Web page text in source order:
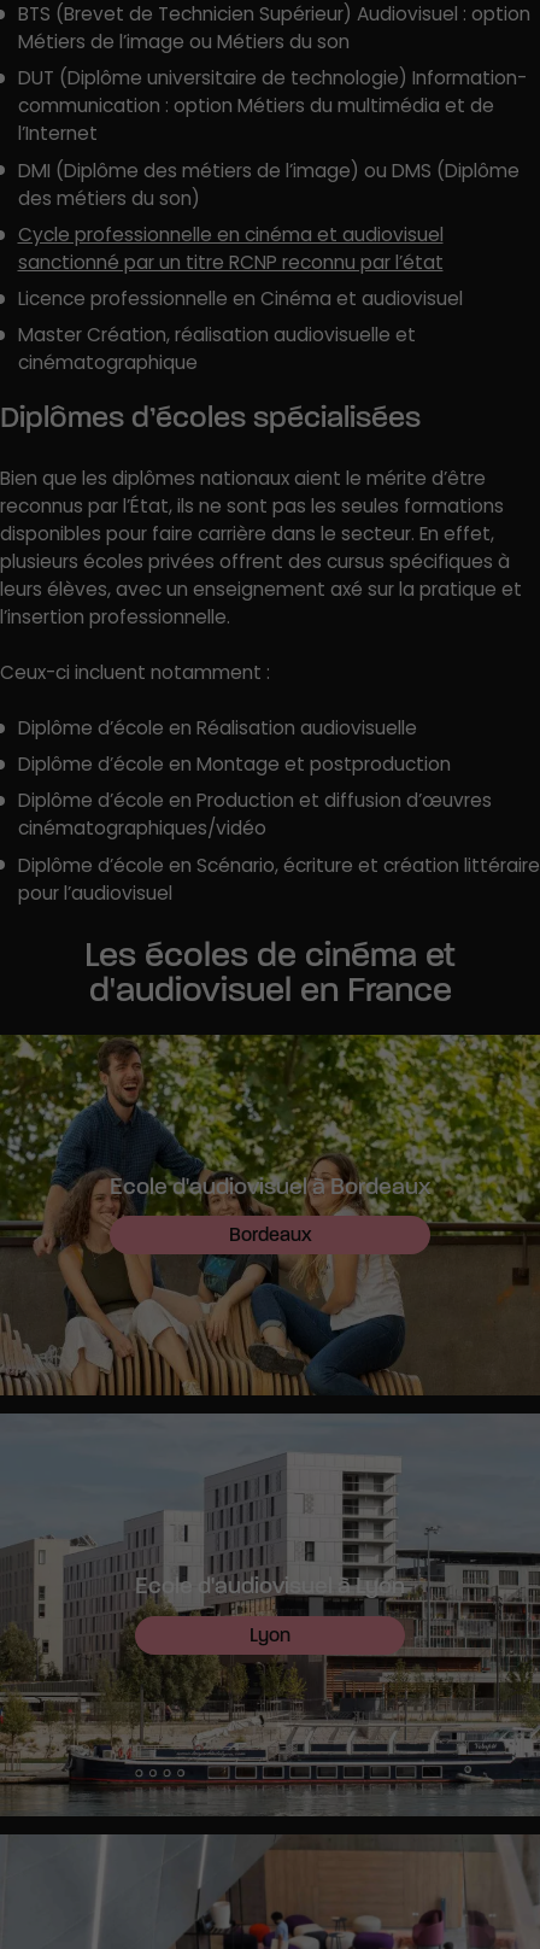
BTS (Brevet de Technicien Supérieur) Audiovisuel : option
Métiers de l’image ou Métiers du son
DUT (Diplôme universitaire de technologie) Information-
communication : option Métiers du multimédia et de
l’Internet
DMI (Diplôme des métiers de l’image) ou DMS (Diplôme
des métiers du son)
Cycle professionnelle en cinéma et audiovisuel
sanctionné par un titre RCNP reconnu par l’état
Licence professionnelle en Cinéma et audiovisuel
Master Création, réalisation audiovisuelle et
cinématographique
Diplômes d’écoles spécialisées
Bien que les diplômes nationaux aient le mérite d’être
reconnus par l’État, ils ne sont pas les seules formations
disponibles pour faire carrière dans le secteur. En effet,
plusieurs écoles privées offrent des cursus spécifiques à
leurs élèves, avec un enseignement axé sur la pratique et
l’insertion professionnelle.
Ceux-ci incluent notamment :
Diplôme d’école en Réalisation audiovisuelle
Diplôme d’école en Montage et postproduction
Diplôme d’école en Production et diffusion d’œuvres
cinématographiques/vidéo
Diplôme d’école en Scénario, écriture et création littéraire
pour l’audiovisuel
Les écoles de cinéma et
d'audiovisuel en France
Ecole d'audiovisuel à Bordeaux
Bordeaux
Ecole d'audiovisuel à Lyon
Lyon